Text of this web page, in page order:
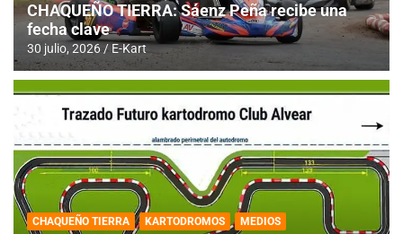
CHAQUEÑO TIERRA: Sáenz Peña recibe una
fecha clave
30 julio, 2026 E-Kart
CHAQUEÑO TIERRA KARTODROMOS MEDIOS